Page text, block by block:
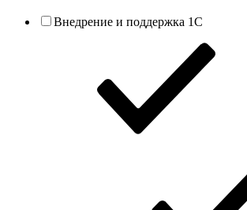
Внедрение и поддержка 1С